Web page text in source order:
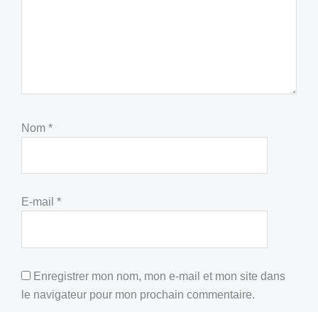
Nom *
E-mail *
Enregistrer mon nom, mon e-mail et mon site dans
le navigateur pour mon prochain commentaire.